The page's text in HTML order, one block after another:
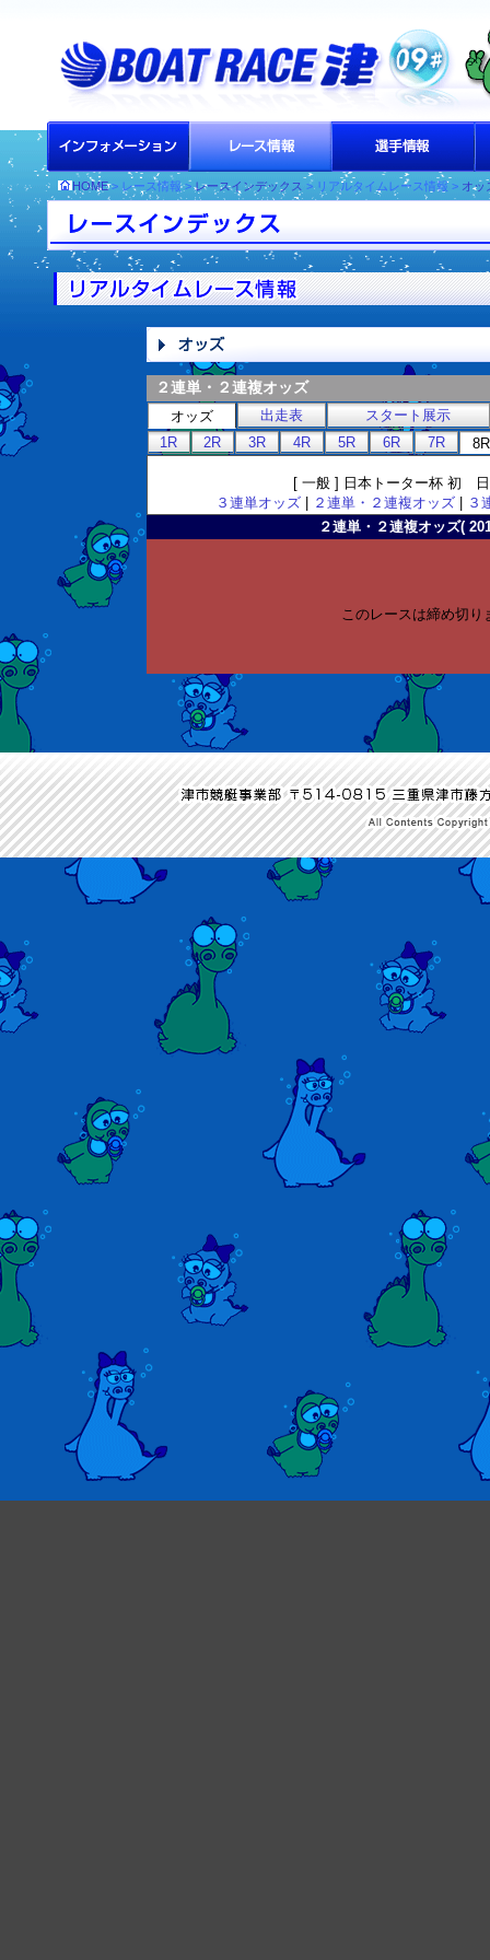
HOME> レース情報 >レースインデックス > リアルタイムレース情報 > オッ
２連単・２連複オッズ
オッズ 出走表
スタート展示
1R
2R 3R 4R 5R 6R 7R 8R
[ 一般 ] 日本トーター杯 初
３連単オッズ| ２連単・２連複オッズ|
３
２連単・２連複オッズ(
このレースは締め切り